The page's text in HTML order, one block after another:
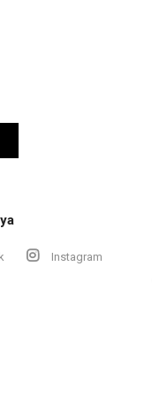
Instagram